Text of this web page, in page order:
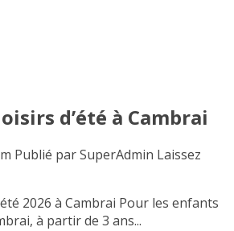
d’été à Cambrai
Publié parSuperAdmin Laissez
2026 à Cambrai Pour les enfants
à partir de 3 ans...